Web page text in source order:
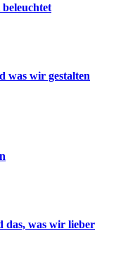
beleuchtet
was wir gestalten
das, was wir lieber